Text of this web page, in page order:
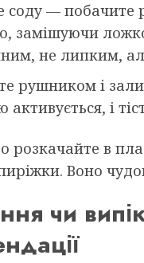
соду — побачите
замішуючи
не липким,
рушником і
активується, і
розкачайте в
Воно
чи